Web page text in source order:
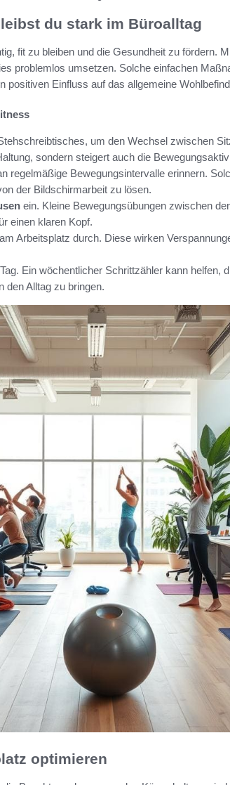
du stark im Büroalltag
fit zu bleiben und die Gesundheit zu fördern.
problemlos umsetzen. Solche einfachen
positiven Einfluss auf das allgemeine
um den Wechsel zwischen
sondern steigert auch die
regelmäßige Bewegungsintervalle erinnern.
der Bildschirmarbeit zu lösen.
ein. Kleine Bewegungsübungen zwischen
einen klaren Kopf.
Arbeitsplatz durch. Diese wirken
Ein wöchentlicher Schrittzähler kann helfen,
den Alltag zu bringen.
optimieren